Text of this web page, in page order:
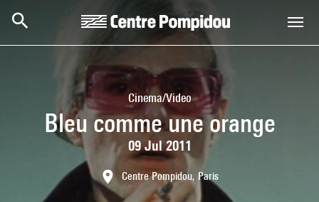
Cinema/Video
Bleu comme une orange
09 Jul 2011
Centre Pompidou, Paris